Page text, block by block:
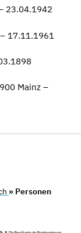
23.04.1942
17.11.1961
Mainz –
» Personen